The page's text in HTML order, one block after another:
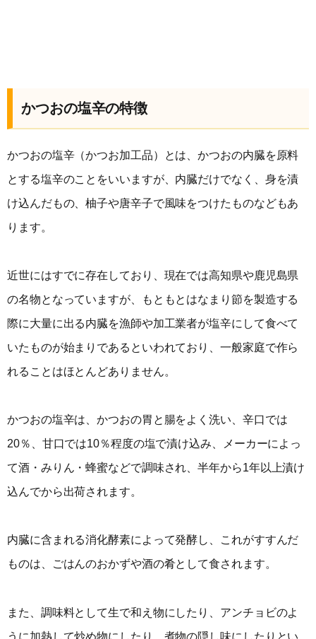
かつおの塩辛の特徴
かつおの塩辛（かつお加工品）とは、かつおの内臓を原料
とする塩辛のことをいいますが、内臓だけでなく、身を漬
け込んだもの、柚子や唐辛子で風味をつけたものなどもあ
ります。
近世にはすでに存在しており、現在では高知県や鹿児島県
の名物となっていますが、もともとはなまり節を製造する
際に大量に出る内臓を漁師や加工業者が塩辛にして食べて
いたものが始まりであるといわれており、一般家庭で作ら
れることはほとんどありません。
かつおの塩辛は、かつおの胃と腸をよく洗い、辛口では
20％、甘口では10％程度の塩で漬け込み、メーカーによっ
て酒・みりん・蜂蜜などで調味され、半年から1年以上漬け
込んでから出荷されます。
内臓に含まれる消化酵素によって発酵し、これがすすんだ
ものは、ごはんのおかずや酒の肴として食されます。
また、調味料として生で和え物にしたり、アンチョビのよ
うに加熱して炒め物にしたり、煮物の隠し味にしたりとい